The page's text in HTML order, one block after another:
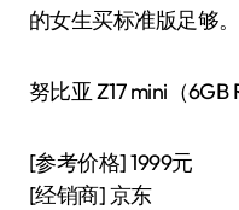
的女生买标准版足够。
努比亚 Z17 mini（6GB
[参考价格] 1999元
[经销商] 京东